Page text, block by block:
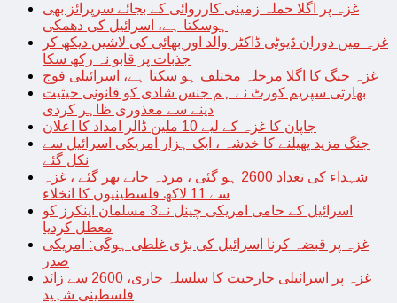
غزہ پر اگلا حملہ زمینی کارروائی کے بجائے سرپرائز بھی
ہوسکتا ہے، اسرائیل کی دھمکی
غزہ میں دوران ڈیوٹی ڈاکٹر والد اور بھائی کی لاشیں دیکھ کر
جذبات پر قابو نہ رکھ سکا
غزہ جنگ کا اگلا مرحلہ مختلف ہو سکتا ہے، اسرائیلی فوج
بھارتی سپریم کورٹ نے ہم جنس شادی کو قانونی حیثیت
دینے سے معذوری ظاہر کردی
جاپان کا غزہ کے لیے 10 ملین ڈالر امداد کا اعلان
جنگ مزید پھیلنے کا خدشہ ، ایک ہزار امریکی اسرائیل سے
نکل گئے
شہداء کی تعداد 2600 ہو گئی ، مردہ خانے بھر گئے ، غزہ
سے 11 لاکھ فلسطینیوں کا انخلاء
اسرائیل کے حامی امریکی چینل نے3 مسلمان اینکرز کو
معطل کردیا
غزہ پر قبضہ کرنا اسرائیل کی بڑی غلطی ہوگی: امریکی
صدر
غزہ پر اسرائیلی جارحیت کا سلسلہ جاری، 2600 سے زائد
فلسطینی شہید